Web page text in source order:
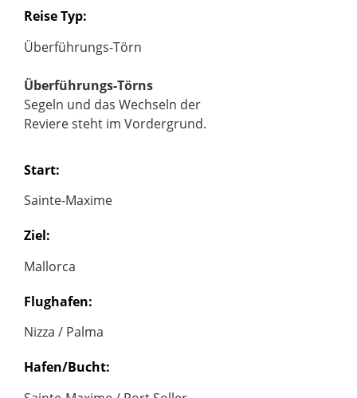
Reise Typ:
Überführungs-Törn
Überführungs-Törns
Segeln und das Wechseln der
Reviere steht im Vordergrund.
Start:
Sainte-Maxime
Ziel:
Mallorca
Flughafen:
Nizza / Palma
Hafen/Bucht: